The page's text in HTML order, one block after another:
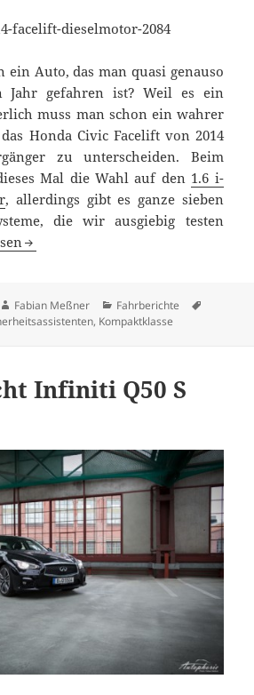
ein Auto, das man quasi genauso
Jahr gefahren ist? Weil es ein
muss man schon ein wahrer
Honda Civic Facelift von 2014
zu unterscheiden. Beim
Mal die Wahl auf den 1.6 i-
, allerdings gibt es ganze sieben
die wir ausgiebig testen
Honda Civic 1.6 i-DTEC Lifestyle
Autor
Fabian Meßner Kategorien
Fahrberichte
, Kompaktklasse
Infiniti Q50 S